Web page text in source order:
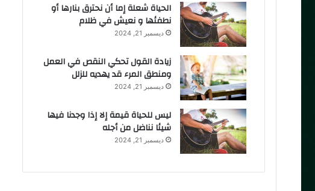
الحياة شعلة إما أن نحترق بنارها أو
نطفئها و نعيش في ظلام
ديسمبر 21, 2024
زيادة القول تحكي النقص في العمل
ومنطق المرء قد يهديه للزلل
ديسمبر 21, 2024
ليس للحياة قيمة إلا إذا وجدنا فيها
شيئا نناضل من أجله
ديسمبر 21, 2024